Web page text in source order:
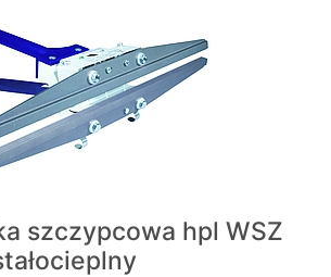
szczypcowa hpl WSZ